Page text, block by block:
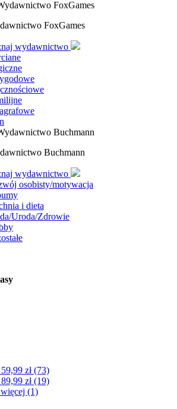
FoxGames
wydawnictwo
Buchmann
wydawnictwo
osobisty/motywacja
i dieta
Uroda/Zdrowie
59,99 zł (73)
89,99 zł (19)
(1)